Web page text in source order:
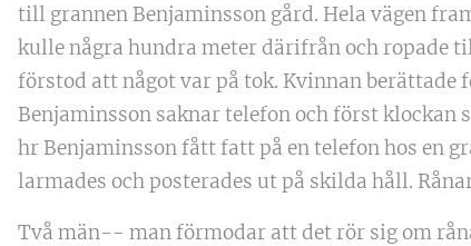
till grannen Benjaminsson gård. Hela vägen
kulle några hundra meter därifrån och ropade
förstod att något var på tok. Kvinnan berättade
Benjaminsson saknar telefon och först
hr Benjaminsson fått fatt på en telefon hos en
larmades och posterades ut på skilda håll.
Två män-- man förmodar att det rör sig om